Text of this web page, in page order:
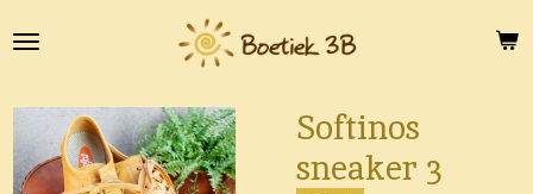
direct
de
hoofdinhoud
Softinos
sneaker 3